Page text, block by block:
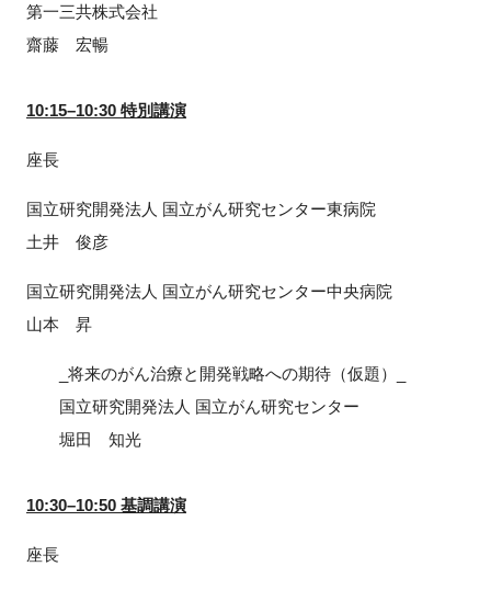
第一三共株式会社
齋藤 宏暢
10:15–10:30 特別講演
座長
国立研究開発法人 国立がん研究センター東病院
土井 俊彦
国立研究開発法人 国立がん研究センター中央病院
山本 昇
_将来のがん治療と開発戦略への期待（仮題）_
国立研究開発法人 国立がん研究センター
堀田 知光
10:30–10:50 基調講演
座長